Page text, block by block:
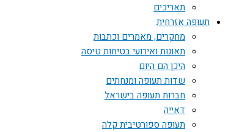
תאריכים
תעופה אזרחית
מחקרים, מאמרים וכתבות
תאונות ואירועי בטיחות טיסה
היכן הם היום
שדות תעופה ומנחתים
חברות תעופה בישראל
דאייה
תעופה ספורטיבית קלה